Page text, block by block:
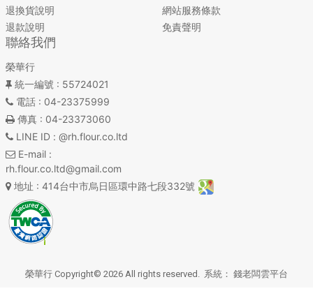
退換貨說明
退款說明
網站服務條款
免責聲明
聯絡我們
榮華行
統一編號 : 55724021
電話: 04-23375999
傳真: 04-23373060
LINE ID : @rh.flour.co.ltd
E-mail:
rh.flour.co.ltd@gmail.com
地址 : 414台中市烏日區環中路七段332號
榮華行 Copyright© 2026 All rights reserved. 系統： 錢老闆雲平台